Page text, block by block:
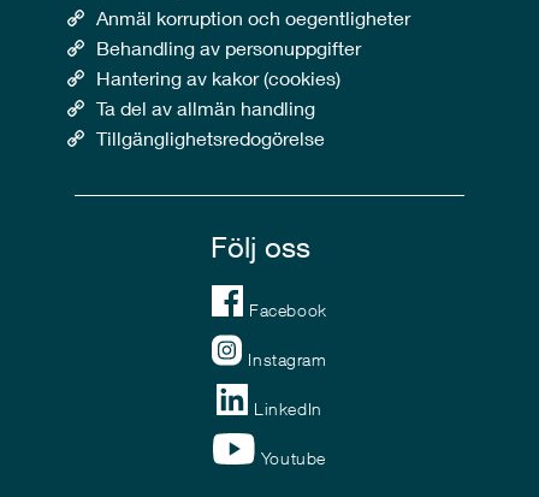
Anmäl korruption och oegentligheter
Behandling av personuppgifter
Hantering av kakor (cookies)
Ta del av allmän handling
Tillgänglighetsredogörelse
Följ oss
Facebook
Instagram
LinkedIn
Youtube